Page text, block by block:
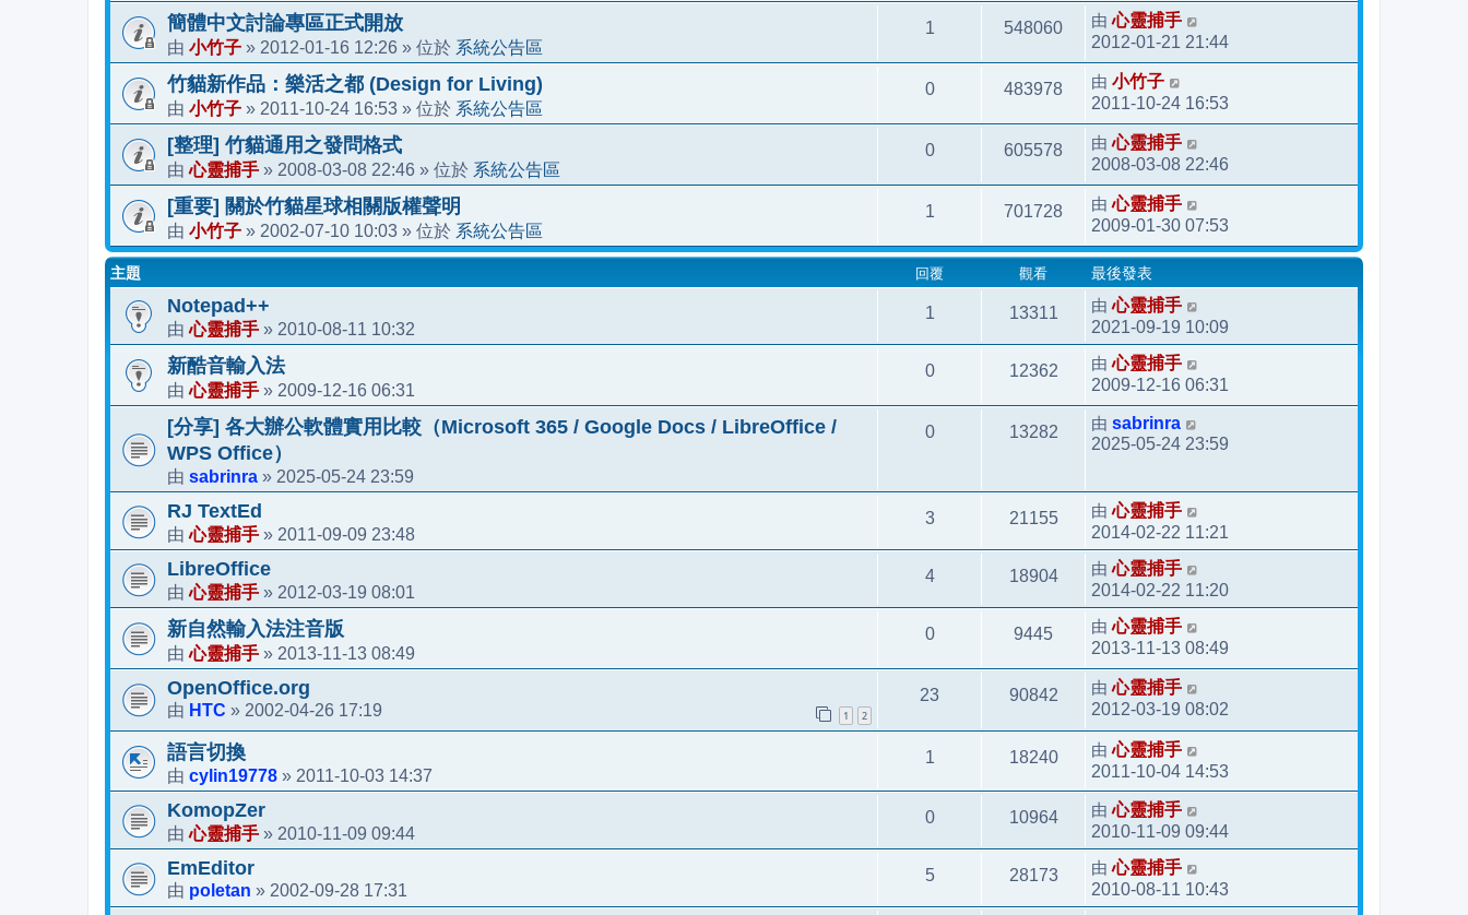
簡體中文討論專區正式開放
由 小竹子 » 2012-01-16 12:26 » 位於 系統公告區
1 548060 由心靈捕手
2012-01-21 21:44
竹貓新作品：樂活之都 (Design for Living)
由 小竹子 » 2011-10-24 16:53 » 位於 系統公告區
0 483978 由 小竹子
2011-10-24 16:53
[整理] 竹貓通用之發問格式
由心靈捕手 » 2008-03-08 22:46 » 位於 系統公告區
0 605578 由心靈捕手
2008-03-08 22:46
[重要] 關於竹貓星球相關版權聲明
由 小竹子 » 2002-07-10 10:03 » 位於 系統公告區
1 701728 由心靈捕手
2009-01-30 07:53
主題 回覆 觀看 最後發表
Notepad++
由心靈捕手 » 2010-08-11 10:32
1 13311 由心靈捕手
2021-09-19 10:09
新酷音輸入法
由心靈捕手 » 2009-12-16 06:31
0 12362 由心靈捕手
2009-12-16 06:31
[分享] 各大辦公軟體實用比較（Microsoft 365 / Google Docs / LibreOffice /
WPS Office）
由 sabrinra » 2025-05-24 23:59
0 13282 由 sabrinra
2025-05-24 23:59
RJ TextEd
由心靈捕手 » 2011-09-09 23:48
3 21155 由心靈捕手
2014-02-22 11:21
LibreOffice
由心靈捕手 » 2012-03-19 08:01
4 18904 由心靈捕手
2014-02-22 11:20
新自然輸入法注音版
由心靈捕手 » 2013-11-13 08:49
0 9445 由心靈捕手
2013-11-13 08:49
OpenOffice.org
由 HTC » 2002-04-26 17:19 1 2
23 90842 由心靈捕手
2012-03-19 08:02
語言切換
由 cylin19778 » 2011-10-03 14:37
1 18240 由心靈捕手
2011-10-04 14:53
KomopZer
由心靈捕手 » 2010-11-09 09:44
0 10964 由心靈捕手
2010-11-09 09:44
EmEditor
由 poletan » 2002-09-28 17:31
5 28173 由心靈捕手
2010-08-11 10:43